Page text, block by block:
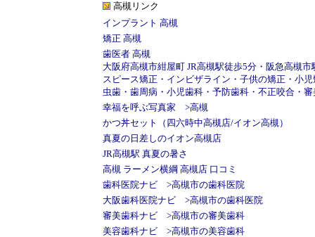
高槻リンク
インプラント 高槻
矯正 高槻
歯医者 高槻
大阪府高槻市紺屋町 JR高槻駅徒歩5分 ・ 阪急高槻市
スピース矯正 ・ インビザライン ・ 子供の矯正 ・ 小児
虫歯 ・ 歯周病 ・ 小児歯科 ・ 予防歯科 ・ 不正咬合 ・ 審
幸福を呼ぶ写真家 >高槻
かつ丼セット（四六時中高槻店/イオン高槻）
真夏の日差しのイオン高槻店
JR高槻駅 真夏の暑さ
高槻 ラーメン横綱 高槻店 口コミ
歯科医院ナビ >高槻市の歯科医院
大阪歯科医院ナビ >高槻市の歯科医院
審美歯科ナビ >高槻市の審美歯科
美容歯科ナビ >高槻市の美容歯科